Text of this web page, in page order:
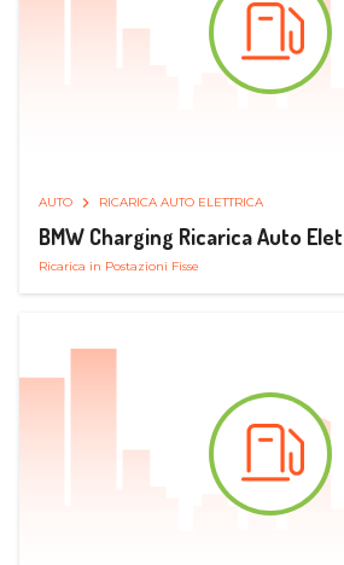
AUTO RICARICA AUTO ELETTRICA
BMW Charging Ricarica Auto
Ricarica in Postazioni Fisse